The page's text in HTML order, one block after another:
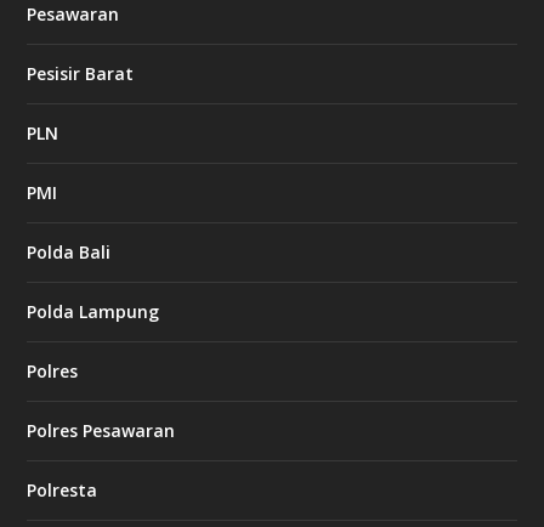
Pesawaran
Pesisir Barat
PLN
PMI
Polda Bali
Polda Lampung
Polres
Polres Pesawaran
Polresta